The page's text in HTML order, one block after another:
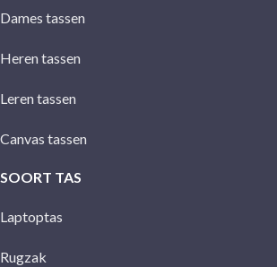
Dames tassen
Heren tassen
Leren tassen
Canvas tassen
SOORT TAS
Laptoptas
Rugzak